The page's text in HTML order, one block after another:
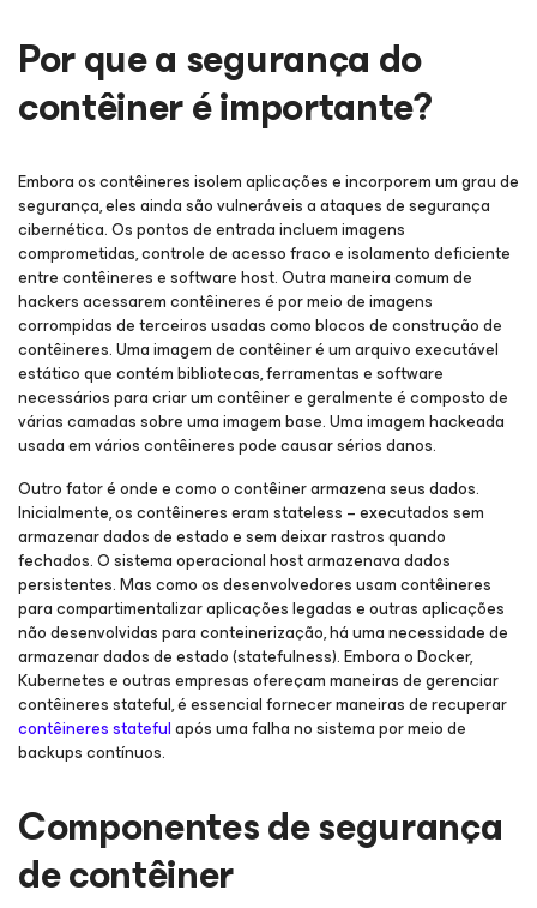
Por que a segurança do
contêiner é importante?
Embora os contêineres isolem aplicações e incorporem um grau de
segurança, eles ainda são vulneráveis a ataques de segurança
cibernética. Os pontos de entrada incluem imagens
comprometidas, controle de acesso fraco e isolamento deficiente
entre contêineres e software host. Outra maneira comum de
hackers acessarem contêineres é por meio de imagens
corrompidas de terceiros usadas como blocos de construção de
contêineres. Uma imagem de contêiner é um arquivo executável
estático que contém bibliotecas, ferramentas e software
necessários para criar um contêiner e geralmente é composto de
várias camadas sobre uma imagem base. Uma imagem hackeada
usada em vários contêineres pode causar sérios danos.
Outro fator é onde e como o contêiner armazena seus dados.
Inicialmente, os contêineres eram stateless – executados sem
armazenar dados de estado e sem deixar rastros quando
fechados. O sistema operacional host armazenava dados
persistentes. Mas como os desenvolvedores usam contêineres
para compartimentalizar aplicações legadas e outras aplicações
não desenvolvidas para conteinerização, há uma necessidade de
armazenar dados de estado (statefulness). Embora o Docker,
Kubernetes e outras empresas ofereçam maneiras de gerenciar
contêineres stateful, é essencial fornecer maneiras de recuperar
contêineres statefulapós uma falha no sistema por meio de
backups contínuos.
Componentes de segurança
de contêiner